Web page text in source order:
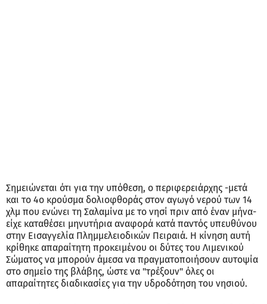
Σημειώνεται ότι για την υπόθεση, ο περιφερειάρχης -μετά
και το 4ο κρούσμα δολιοφθοράς στον αγωγό νερού των 14
χλμ που ενώνει τη Σαλαμίνα με το νησί πριν από έναν μήνα-
είχε καταθέσει μηνυτήρια αναφορά κατά παντός υπευθύνου
στην Εισαγγελία Πλημμελειοδικών Πειραιά. Η κίνηση αυτή
κρίθηκε απαραίτητη προκειμένου οι δύτες του Λιμενικού
Σώματος να μπορούν άμεσα να πραγματοποιήσουν αυτοψία
στο σημείο της βλάβης, ώστε να "τρέξουν" όλες οι
απαραίτητες διαδικασίες για την υδροδότηση του νησιού.